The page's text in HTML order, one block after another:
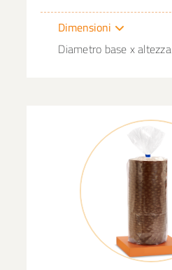
Dimensioni
Diametro base x altezza